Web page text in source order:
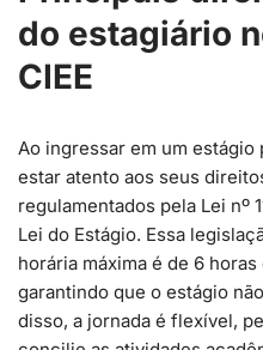
do estagiário
CIEE
Ao ingressar em um estágio
estar atento aos seus
regulamentados pela Lei nº
Lei do Estágio. Essa
horária máxima é de 6
garantindo que o estágio
disso, a jornada é flexível,